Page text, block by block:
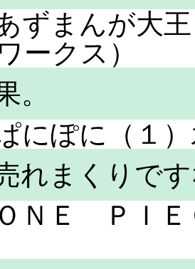
ずまんが大
ークス）
。
にぽに（１
れまくりで
ＮＥ ＰＩＥ